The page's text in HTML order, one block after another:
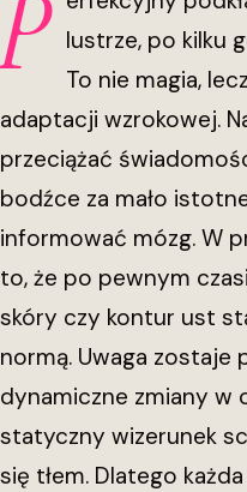
P
lustrze, po kilku
To nie magia,
adaptacji wzrokowej.
przeciążać
bodźce za mało
informować mózg. W
to, że po pewnym
skóry czy kontur ust
normą. Uwaga zostaje
dynamiczne zmiany w
statyczny wizerunek
się tłem. Dlatego każda